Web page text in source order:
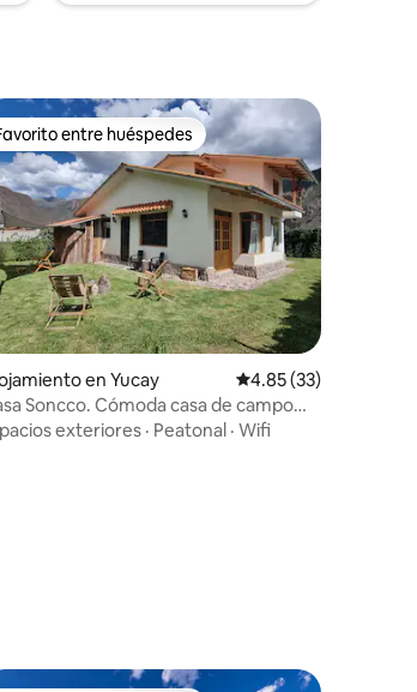
4.82 de 5, 45 reseñas
entre huéspedes
entre huéspedes
en Yucay Calificación
4.85 (33)
Soncco. Cómoda casa de campo
equipada.exteriores · Peatonal · Wifi